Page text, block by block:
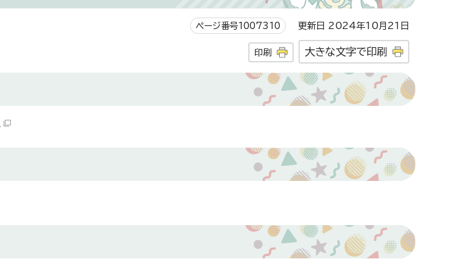
ページ番号1007310 更新日 2024年10月21日
印刷 大きな文字で印刷